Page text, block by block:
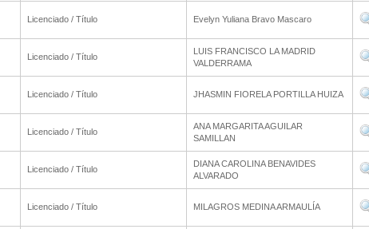
Licenciado / Título Evelyn Yuliana Bravo Mascaro
Licenciado / Título
LUIS FRANCISCO LA MADRID
VALDERRAMA
Licenciado / Título JHASMIN FIORELA PORTILLA HUIZA
Licenciado / Título
ANA MARGARITA AGUILAR
SAMILLAN
Licenciado / Título
DIANA CAROLINA BENAVIDES
ALVARADO
Licenciado / Título MILAGROS MEDINA ARMAULÍA